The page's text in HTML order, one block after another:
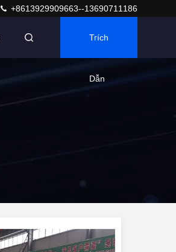
+8613929909663--13690711186
Trích
Dẫn